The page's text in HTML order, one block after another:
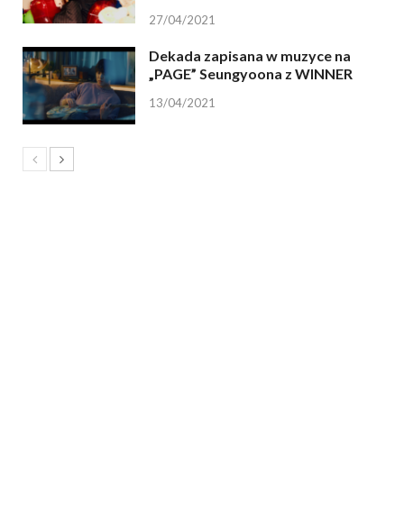
27/04/2021
Dekada zapisana w muzyce na
„PAGE” Seungyoona z WINNER
13/04/2021